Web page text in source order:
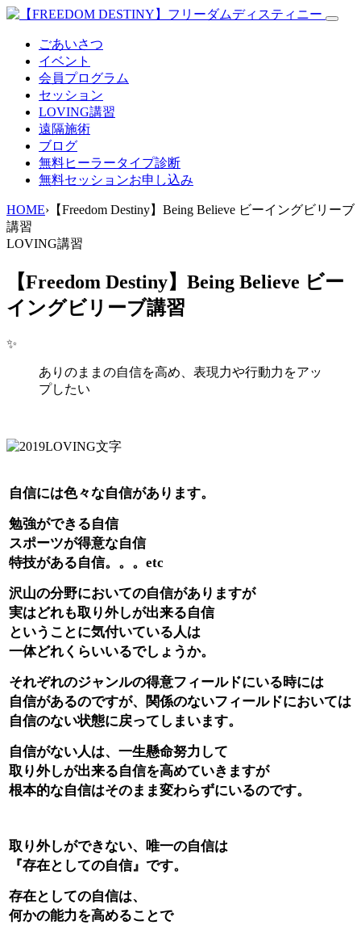
ごあいさつ
イベント
会員プログラム
セッション
LOVING講習
遠隔施術
ブログ
無料ヒーラータイプ診断
無料セッションお申し込み
HOME› 【Freedom Destiny】Being Believe ビーイングビリーブ
講習
LOVING講習
【Freedom Destiny】Being Believe ビー
イングビリーブ講習
✨
ありのままの自信を高め、表現力や行動力をアッ
プしたい
自信には色々な自信があります。
勉強ができる自信
スポーツが得意な自信
特技がある自信。。。etc
沢山の分野においての自信がありますが
実はどれも取り外しが出来る自信
ということに気付いている人は
一体どれくらいいるでしょうか。
それぞれのジャンルの得意フィールドにいる時には
自信があるのですが、関係のないフィールドにおいては
自信のない状態に戻ってしまいます。
自信がない人は、一生懸命努力して
取り外しが出来る自信を高めていきますが
根本的な自信はそのまま変わらずにいるのです。
取り外しができない、唯一の自信は
『存在としての自信』です。
存在としての自信は、
何かの能力を高めることで